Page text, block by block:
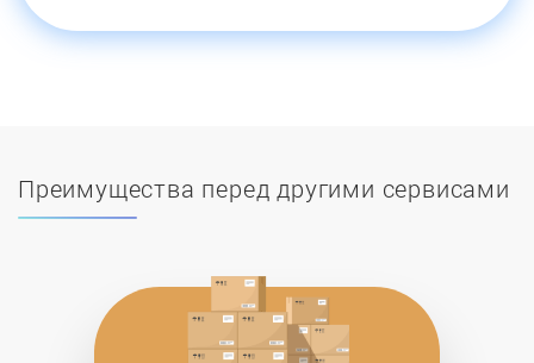
Преимущества перед другими сервисами